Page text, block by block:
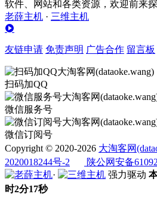
软件、网站和各类资源，欢迎前来
老薛主机 · 三维主机
友链申请 免责声明 广告合作 留言板
扫码加QQ
微信服务号
微信订阅号
Copyright © 2020-2026 大淘客网
2020018244号-2
陕公网安备
·
强力驱动
时2分17秒